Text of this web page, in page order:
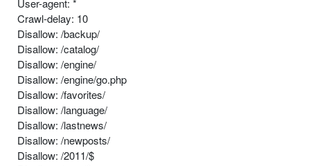
Crawl-delay: 10
Disallow: /backup/
Disallow: /catalog/
Disallow: /engine/
Disallow: /engine/go.php
Disallow: /favorites/
Disallow: /language/
Disallow: /lastnews/
Disallow: /newposts/
Disallow: /2011/$